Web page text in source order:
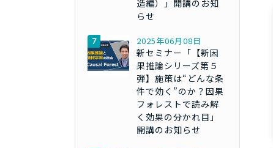
造編）」開講のお知
らせ
2025年06月08日
新セミナー「【新因
果推論シリーズ第５
弾】施策は“どんな条
件で効く”のか？因果
フォレストで読み解
く効果の分かれ目」
開講のお知らせ